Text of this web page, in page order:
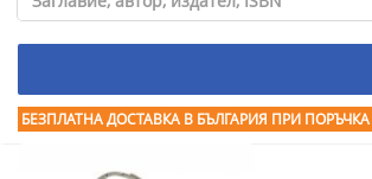
БЕЗПЛАТНА ДОСТАВКА В БЪЛГАРИЯ ПРИ ПОРЪЧКА